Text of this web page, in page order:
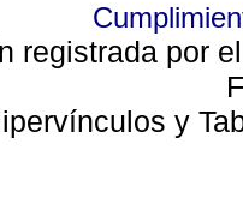
registrada por
y